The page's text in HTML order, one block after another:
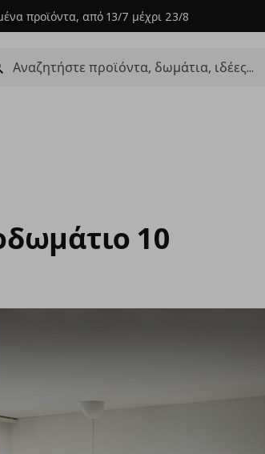
προϊόντα, από 13/7 μέχρι 23/8
10